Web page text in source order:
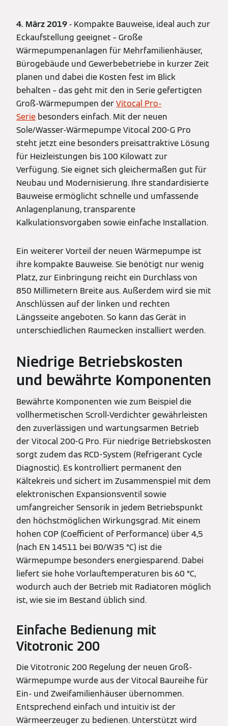
4. März 2019- Kompakte Bauweise, ideal auch zur
Eckaufstellung geeignet – Große
Wärmepumpenanlagen für Mehrfamilienhäuser,
Bürogebäude und Gewerbebetriebe in kurzer Zeit
planen und dabei die Kosten fest im Blick
behalten – das geht mit den in Serie gefertigten
Groß-Wärmepumpen derVitocal Pro-
Serie besonders einfach. Mit der neuen
Sole/Wasser-Wärmepumpe Vitocal 200-G Pro
steht jetzt eine besonders preisattraktive Lösung
für Heizleistungen bis 100 Kilowatt zur
Verfügung. Sie eignet sich gleichermaßen gut für
Neubau und Modernisierung. Ihre standardisierte
Bauweise ermöglicht schnelle und umfassende
Anlagenplanung, transparente
Kalkulationsvorgaben sowie einfache Installation.
Ein weiterer Vorteil der neuen Wärmepumpe ist
ihre kompakte Bauweise. Sie benötigt nur wenig
Platz, zur Einbringung reicht ein Durchlass von
850 Millimetern Breite aus. Außerdem wird sie mit
Anschlüssen auf der linken und rechten
Längsseite angeboten. So kann das Gerät in
unterschiedlichen Raumecken installiert werden.
Niedrige Betriebskosten
und bewährte Komponenten
Bewährte Komponenten wie zum Beispiel die
vollhermetischen Scroll-Verdichter gewährleisten
den zuverlässigen und wartungsarmen Betrieb
der Vitocal 200-G Pro. Für niedrige Betriebskosten
sorgt zudem das RCD-System (Refrigerant Cycle
Diagnostic). Es kontrolliert permanent den
Kältekreis und sichert im Zusammenspiel mit dem
elektronischen Expansionsventil sowie
umfangreicher Sensorik in jedem Betriebspunkt
den höchstmöglichen Wirkungsgrad. Mit einem
hohen COP (Coefficient of Performance) über 4,5
(nach EN 14511 bei B0/W35 °C) ist die
Wärmepumpe besonders energiesparend. Dabei
liefert sie hohe Vorlauftemperaturen bis 60 °C,
wodurch auch der Betrieb mit Radiatoren möglich
ist, wie sie im Bestand üblich sind.
Einfache Bedienung mit
Vitotronic 200
Die Vitotronic 200 Regelung der neuen Groß-
Wärmepumpe wurde aus der Vitocal Baureihe für
Ein- und Zweifamilienhäuser übernommen.
Entsprechend einfach und intuitiv ist der
Wärmeerzeuger zu bedienen. Unterstützt wird